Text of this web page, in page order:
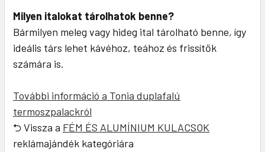
Milyen italokat tárolhatok benne?
Bármilyen meleg vagy hideg ital tárolható benne, így
ideális társ lehet kávéhoz, teához és frissítők
számára is.
További információ a Tonia duplafalú
termoszpalackról
⮌ Vissza a FÉM ÉS ALUMÍNIUM KULACSOK
reklámajándék kategóriára